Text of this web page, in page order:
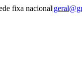
fixa nacional|